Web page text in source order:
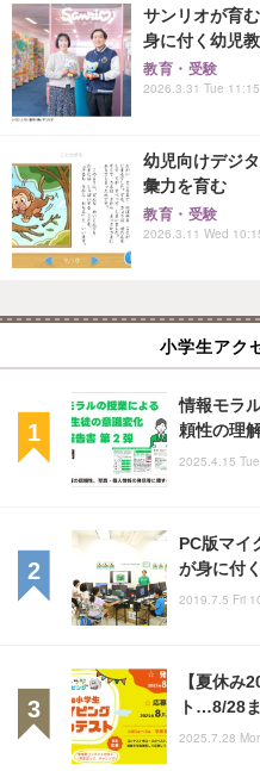
サンリオが育
身に付く幼児
教育・受験
2026.3.31 Tue 11:15
幼児向けデジ
彙力を育む
教育・受験
2026.3.11 Wed
小学生アク
情報モラ
頼性の理
2025.4.15
PC版マイ
が身に付
2019.7.5 Fri
【夏休み
ト…8/28
2025.7.28